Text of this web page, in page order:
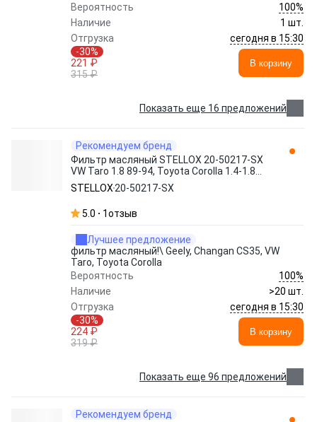
Вероятность
100%
Наличие
1 шт.
Отгрузка
сегодня в 15:30
-30%
221 ₽
315 ₽
В корзину
Показать еще 16 предложений
Рекомендуем бренд
Фильтр масляный STELLOX 20-50217-SX
VW Taro 1.8 89-94, Toyota Corolla 1.4-1.8
87>
STELLOX 20-50217-SX
5.0 1отзыв
Лучшее предложение
фильтр масляный!\ Geely, Changan CS35, VW
Taro, Toyota Corolla
Вероятность
100%
Наличие
>20 шт.
Отгрузка
сегодня в 15:30
-30%
224 ₽
319 ₽
В корзину
Показать еще 96 предложений
Рекомендуем бренд